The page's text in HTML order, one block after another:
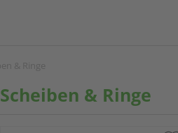
Scheiben & Ringe